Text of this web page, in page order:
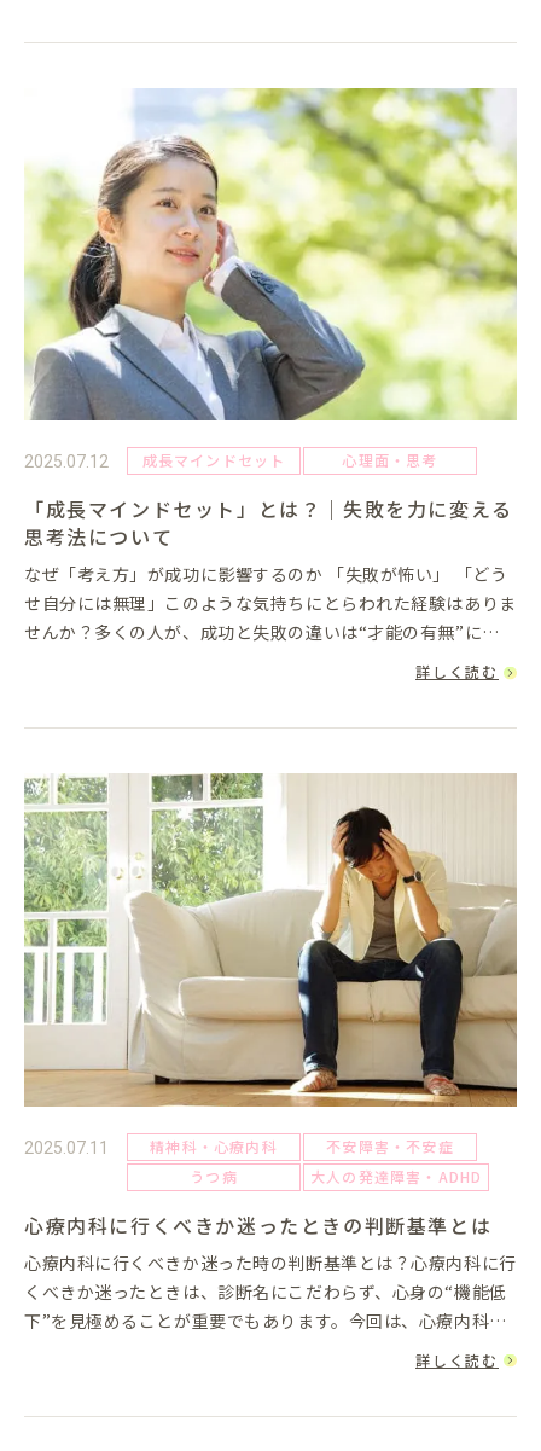
2025.07.12 成長マインドセット 心理面・思考
「成長マインドセット」とは？｜失敗を力に変える
思考法について
なぜ「考え方」が成功に影響するのか 「失敗が怖い」 「どう
せ自分には無理」このような気持ちにとらわれた経験はありま
せんか？多くの人が、成功と失敗の違いは“才能の有無”にあ
ると考えがちですが、実際は「物事の捉え方＝マインドセッ
詳しく読む
2025.07.11 精神科・心療内科
不安障害・不安症
うつ病
大人の発達障害・ADHD
心療内科に行くべきか迷ったときの判断基準とは
心療内科に行くべきか迷った時の判断基準とは？心療内科に行
くべきか迷ったときは、診断名にこだわらず、心身の“機能低
下”を見極めることが重要でもあります。今回は、心療内科に
行くべきか迷った時の診断基準について紹介を致します。Ⅰ.
詳しく読む